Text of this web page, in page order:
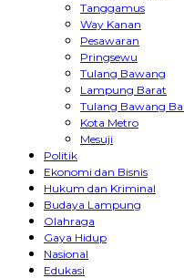
Tanggamus
Way Kanan
Pesawaran
Pringsewu
Tulang Bawang
Lampung Barat
Tulang Bawang
Kota Metro
Mesuji
Politik
Ekonomi dan Bisnis
Hukum dan Kriminal
Budaya Lampung
Olahraga
Gaya Hidup
Nasional
Edukasi